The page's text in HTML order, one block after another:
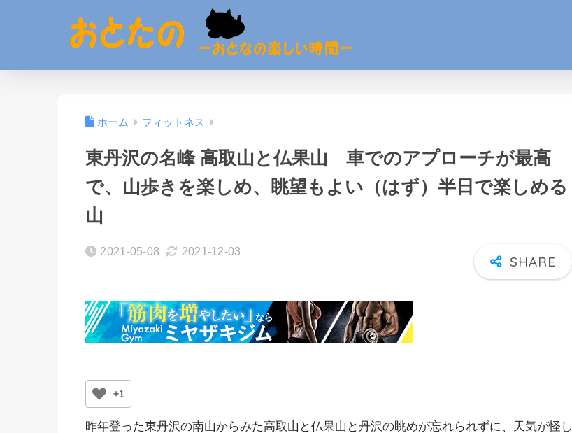
ホーム フィットネス
東丹沢の名峰 高取山と仏果山 車でのアプローチが最高
で、山歩きを楽しめ、眺望もよい（はず）半日で楽しめる
山
2021-05-08 2021-12-03
+1
昨年登った東丹沢の南山からみた高取山と仏果山と丹沢の眺めが忘れられずに、天気が怪し